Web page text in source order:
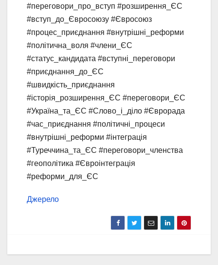
#переговори_про_вступ #розширення_ЄС
#вступ_до_Євросоюзу #Євросоюз
#процес_приєднання #внутрішні_реформи
#політична_воля #члени_ЄС
#статус_кандидата #вступні_переговори
#приєднання_до_ЄС
#швидкість_приєднання
#історія_розширення_ЄС #переговори_ЄС
#Україна_та_ЄС #Слово_і_діло #Єврорада
#час_приєднання #політичні_процеси
#внутрішні_реформи #інтеграція
#Туреччина_та_ЄС #переговори_членства
#геополітика #Євроінтеграція
#реформи_для_ЄС
Джерело